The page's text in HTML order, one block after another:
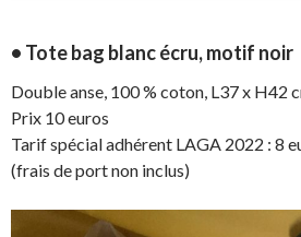
• Tote bag blanc écru, motif noir
Double anse, 100 % coton, L37 x H42
Prix 10 euros
Tarif spécial adhérent LAGA 2022 : 8
(frais de port non inclus)